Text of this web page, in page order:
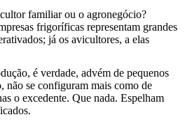
familiar ou o agronegócio?
frigoríficas representam grandes
já os avicultores, a elas
é verdade, advém de pequenos
não se configuram mais como de
o excedente. Que nada. Espelham